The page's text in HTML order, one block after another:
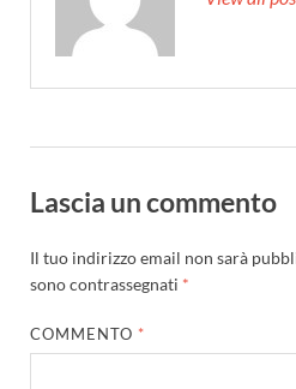
Lascia un commento
Il tuo indirizzo email non sarà
sono contrassegnati *
COMMENTO *